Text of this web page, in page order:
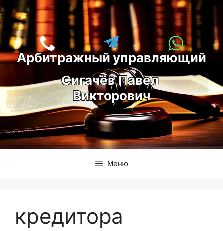
Перейти
к
содержимому
Арбитражный управляющий
Сигачёв Павел
Викторович
Меню
кредитора